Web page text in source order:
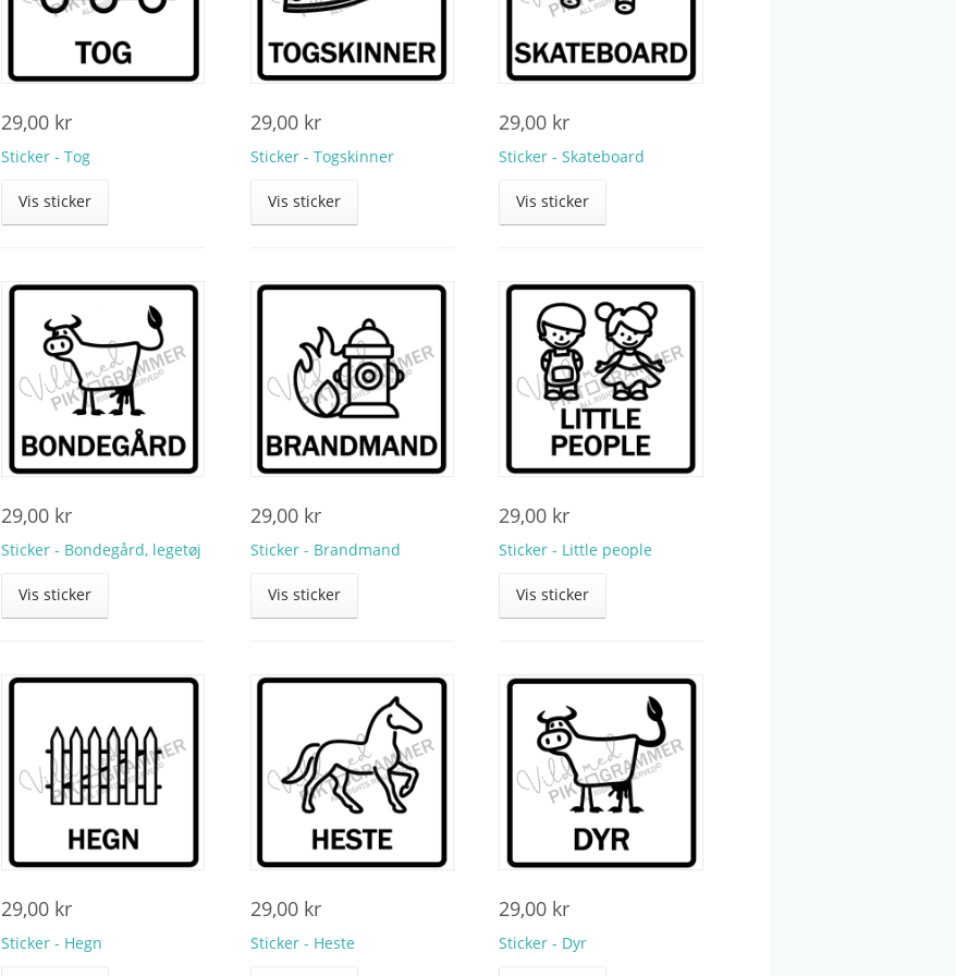
29,00kr
Sticker - Tog
Vis sticker
29,00kr
Sticker - Togskinner
Vis sticker
29,00 kr
Sticker - Skateboard
Vis sticker
29,00kr
Sticker - Bondegård, legetøj
Vis sticker
29,00kr
Sticker - Brandmand
Vis sticker
29,00 kr
Sticker - Little people
Vis sticker
29,00kr
Sticker - Hegn
29,00kr
Sticker - Heste
29,00 kr
Sticker - Dyr